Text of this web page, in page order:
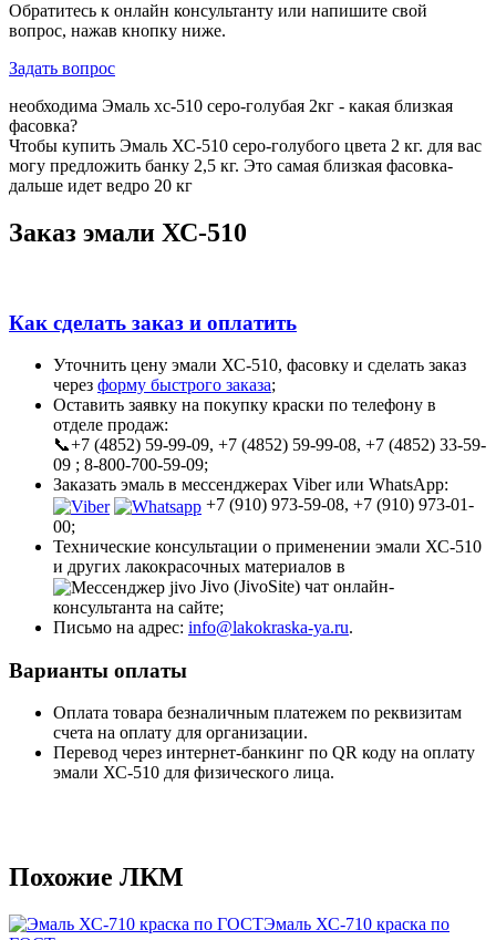
Обратитесь к онлайн консультанту или напишите свой
вопрос, нажав кнопку ниже.
Задать вопрос
необходима Эмаль хс-510 серо-голубая 2кг - какая близкая
фасовка?
Чтобы купить Эмаль ХС-510 серо-голубого цвета 2 кг. для вас
могу предложить банку 2,5 кг. Это самая близкая фасовка-
дальше идет ведро 20 кг
Заказ эмали ХС-510
Как сделать заказ и оплатить
Уточнить цену эмали ХС-510, фасовку и сделать заказ
через форму быстрого заказа;
Оставить заявку на покупку краски по телефону в
отделе продаж:
📞+7 (4852) 59-99-09, +7 (4852) 59-99-08, +7 (4852) 33-59-
09 ; 8-800-700-59-09;
Заказать эмаль в мессенджерах Viber или WhatsApp:
+7 (910) 973-59-08, +7 (910) 973-01-
00;
Технические консультации о применении эмали ХС-510
и других лакокрасочных материалов в
Jivo (JivoSite) чат онлайн-
консультанта на сайте;
Письмо на адрес: info@lakokraska-ya.ru.
Варианты оплаты
Оплата товара безналичным платежем по реквизитам
счета на оплату для организации.
Перевод через интернет-банкинг по QR коду на оплату
эмали ХС-510 для физического лица.
Похожие ЛКМ
Эмаль ХС-710 краска по